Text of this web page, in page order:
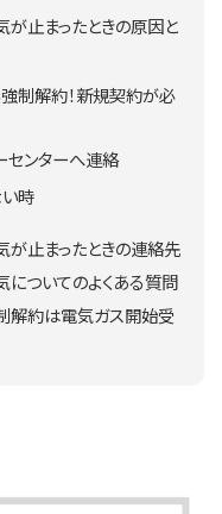
が止まったときの原因と
制解約！新規契約が必
センターへ連絡
時
が止まったときの連絡先
についてのよくある質問
解約は電気ガス開始受